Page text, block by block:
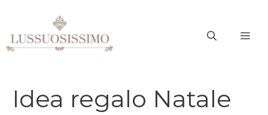
contenuto
Idea regalo Natale